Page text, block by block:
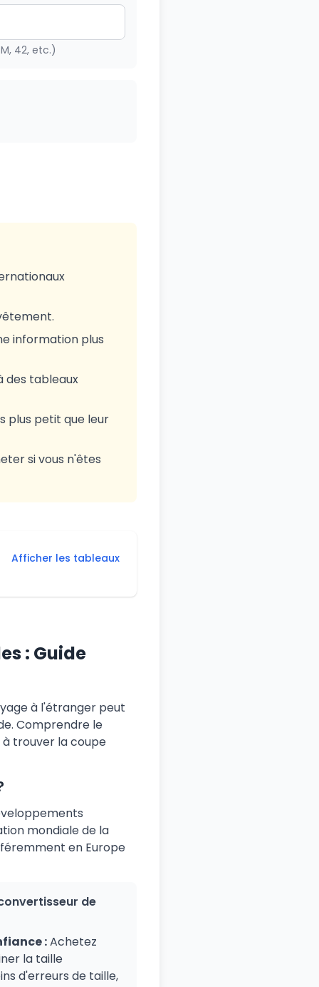
42, etc.)
information plus
des tableaux
plus petit que leur
si vous n'êtes
Afficher les tableaux
: Guide
à l'étranger peut
Comprendre le
trouver la coupe
mondiale de la
en Europe
de
:Achetez
la taille
d'erreurs de taille,